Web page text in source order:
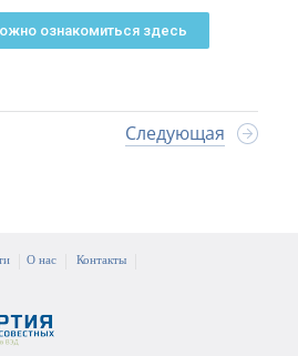
ознакомиться здесь
Следующая
О нас Контакты